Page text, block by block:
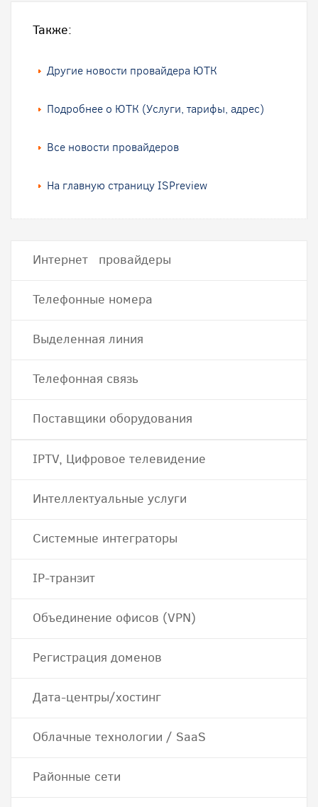
Также:
Другие новости провайдера ЮТК
Подробнее о ЮТК (Услуги, тарифы, адрес)
Все новости провайдеров
На главную страницу ISPreview
Интернет провайдеры
Телефонные номера
Выделенная линия
Телефонная связь
Поставщики оборудования
IPTV, Цифровое телевидение
Интеллектуальные услуги
Системные интеграторы
IP-транзит
Объединение офисов (VPN)
Регистрация доменов
Дата-центры/хостинг
Облачные технологии / SaaS
Районные сети